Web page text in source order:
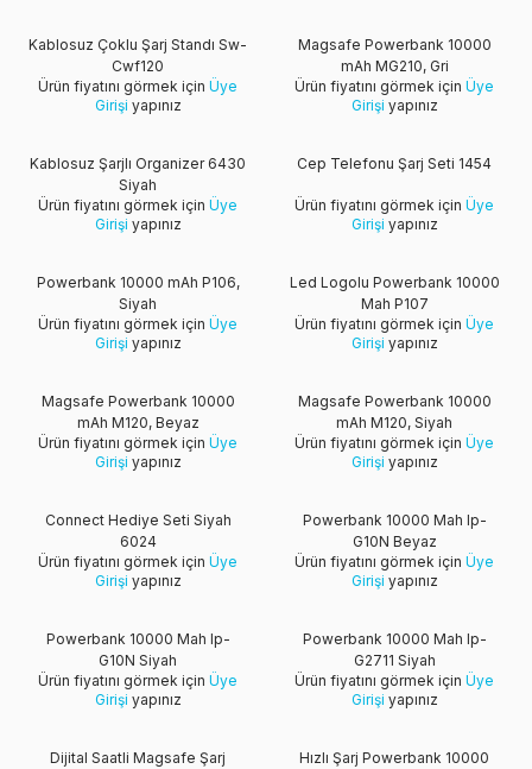
Kablosuz Çoklu Şarj Standı Sw-
Cwf120
Ürün fiyatını görmek için Üye
Girişi yapınız
Yeni
Magsafe Powerbank 10000
mAh MG210, Gri
Ürün fiyatını görmek için Üye
Girişi yapınız
Kablosuz Şarjlı Organizer 6430
Siyah
Ürün fiyatını görmek için Üye
Girişi yapınız
Cep Telefonu Şarj Seti 1454
Ürün fiyatını görmek için Üye
Girişi yapınız
Powerbank 10000 mAh P106,
Siyah
Ürün fiyatını görmek için Üye
Girişi yapınız
Led Logolu Powerbank 10000
Mah P107
Ürün fiyatını görmek için Üye
Girişi yapınız
Magsafe Powerbank 10000
mAh M120, Beyaz
Ürün fiyatını görmek için Üye
Girişi yapınız
Magsafe Powerbank 10000
mAh M120, Siyah
Ürün fiyatını görmek için Üye
Girişi yapınız
Connect Hediye Seti Siyah
6024
Ürün fiyatını görmek için Üye
Girişi yapınız
Powerbank 10000 Mah Ip-
G10N Beyaz
Ürün fiyatını görmek için Üye
Girişi yapınız
Powerbank 10000 Mah Ip-
G10N Siyah
Ürün fiyatını görmek için Üye
Girişi yapınız
Powerbank 10000 Mah Ip-
G2711 Siyah
Ürün fiyatını görmek için Üye
Girişi yapınız
Dijital Saatli Magsafe Şarj
Yeni
Hızlı Şarj Powerbank 10000